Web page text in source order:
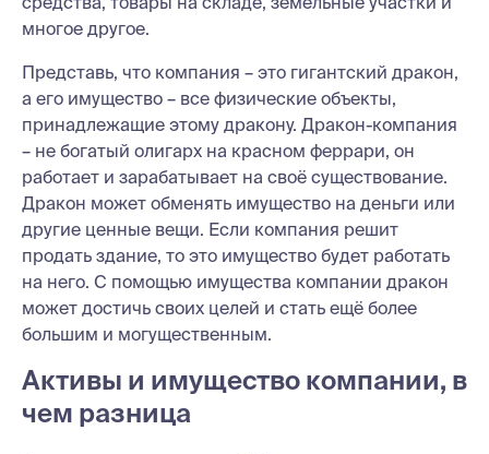
многое другое.
Представь, что компания – это гигантский дракон,
а его имущество – все физические объекты,
принадлежащие этому дракону. Дракон-компания
– не богатый олигарх на красном феррари, он
работает и зарабатывает на своё существование.
Дракон может обменять имущество на деньги или
другие ценные вещи. Если компания решит
продать здание, то это имущество будет работать
на него. С помощью имущества компании дракон
может достичь своих целей и стать ещё более
большим и могущественным.
Активы и имущество компании, в
чем разница